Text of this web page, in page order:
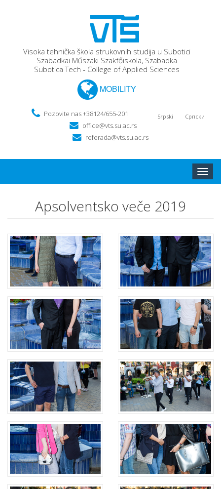
Visoka tehnička škola strukovnih studija u Subotici
Szabadkai Műszaki Szakfőiskola, Szabadka
Subotica Tech - College of Applied Sciences
MOBILITY
Srpski Српски
Pozovite nas +38124/655-201
office@vts.su.ac.rs
referada@vts.su.ac.rs
Toggle
Apsolventsko veče 2019